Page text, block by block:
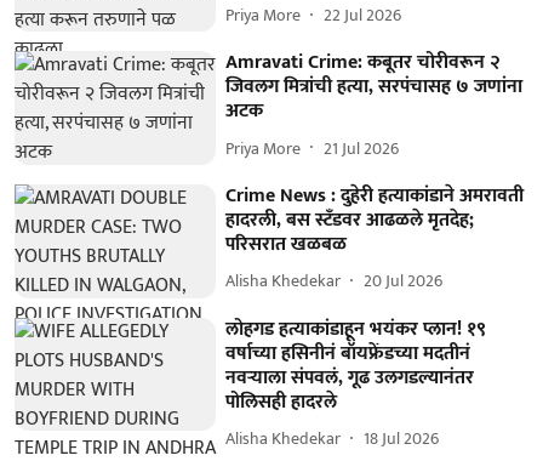
Priya More 22 Jul 2026
Amravati Crime: कबूतर चोरीवरून २
जिवलग मित्रांची हत्या, सरपंचासह ७ जणांना
अटक
Priya More 21 Jul 2026
Crime News : दुहेरी हत्याकांडाने अमरावती
हादरली, बस स्टँडवर आढळले मृतदेह;
परिसरात खळबळ
Alisha Khedekar 20 Jul 2026
लोहगड हत्याकांडाहून भयंकर प्लान! १९
वर्षाच्या हसिनीनं बॉयफ्रेंडच्या मदतीनं
नवऱ्याला संपवलं, गूढ उलगडल्यानंतर
पोलिसही हादरले
Alisha Khedekar 18 Jul 2026